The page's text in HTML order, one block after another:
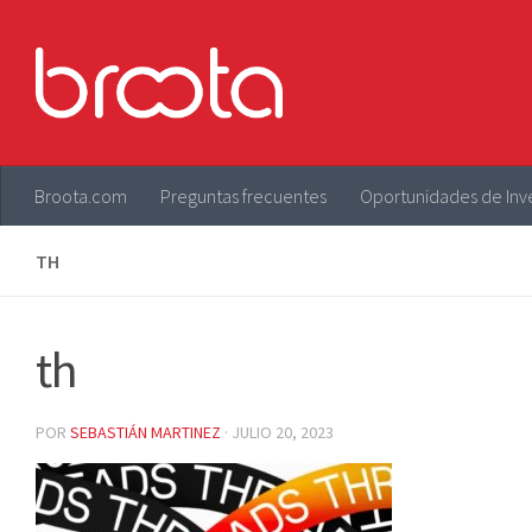
Broota.com Preguntas frecuentes Oportunidades de
TH
th
POR SEBASTIÁN MARTINEZ · JULIO 20, 2023